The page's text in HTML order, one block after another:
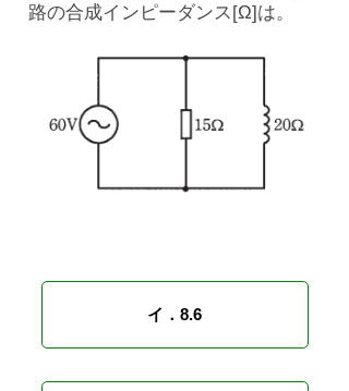
路の合成インピーダンス[Ω]は。
イ．8.6